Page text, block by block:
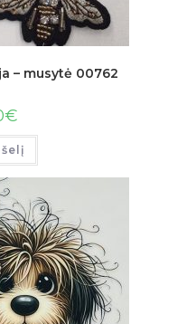
– musytė 00762
€